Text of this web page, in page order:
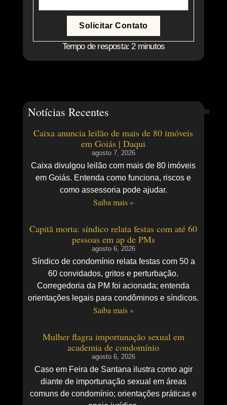
Solicitar Contato
Tempo de resposta: 2 minutos
Notícias Recentes
Caixa anuncia leilão de mais de 80 imóveis
em Goiás | Daqui
agosto 7, 2026
Caixa divulgou leilão com mais de 80 imóveis
em Goiás. Entenda como funciona, riscos e
como assessoria pode ajudar.
Saiba mais »
Capitã morta: síndico relata festas com até 60
pessoas em ap de PMs
agosto 6, 2026
Síndico de condomínio relata festas com 50 a
60 convidados, gritos e perturbação.
Corregedoria da PM foi acionada; entenda
orientações legais para condôminos e síndicos.
Saiba mais »
Mulher flagra importunação sexual em
academia de condomínio
agosto 6, 2026
Caso em Feira de Santana ilustra como agir
diante de importunação sexual em áreas
comuns de condomínio; orientações práticas e